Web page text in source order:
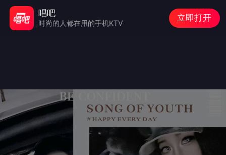
唱吧
时尚的人都在用的手机KTV
立即打开